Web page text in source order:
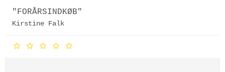
"FORÅRSINDKØB"
Kirstine Falk